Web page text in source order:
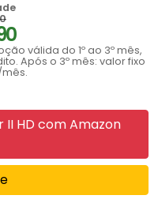
válida do 1º ao 3º mês,
Após o 3º mês: valor fixo
mês.
II HD com Amazon